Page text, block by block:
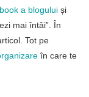
a blogului și
mai întâi”. În
Tot pe
în care te